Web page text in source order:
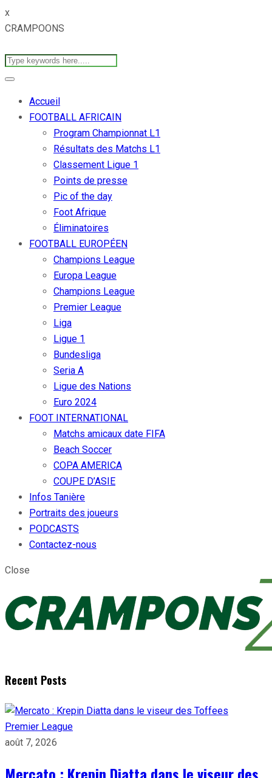
x
CRAMPOONS
Accueil
FOOTBALL AFRICAIN
Program Championnat L1
Résultats des Matchs L1
Classement Ligue 1
Points de presse
Pic of the day
Foot Afrique
Éliminatoires
FOOTBALL EUROPÉEN
Champions League
Europa League
Champions League
Premier League
Liga
Ligue 1
Bundesliga
Seria A
Ligue des Nations
Euro 2024
FOOT INTERNATIONAL
Matchs amicaux date FIFA
Beach Soccer
COPA AMERICA
COUPE D’ASIE
Infos Tanière
Portraits des joueurs
PODCASTS
Contactez-nous
Close
Recent Posts
Premier League
août 7, 2026